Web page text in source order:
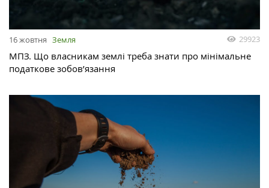
16 жовтня Земля 29923
МПЗ. Що власникам землі треба знати про мінімальне
податкове зобов’язання